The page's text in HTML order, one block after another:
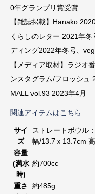
0年グランプリ賞受賞
【雑誌掲載】Hanako
くらしのレター 2021年
ディング2022年冬号、
【メディア取材】ラジオ
ンスタグラム/フロッシュ
MALL vol.93 2023年4月
関連アイテムはこちら
サイ
ズ
ストレートボウル
幅/13.7ｘ13.7cm
容量
(満水
時)
約700cc
重さ
約485g